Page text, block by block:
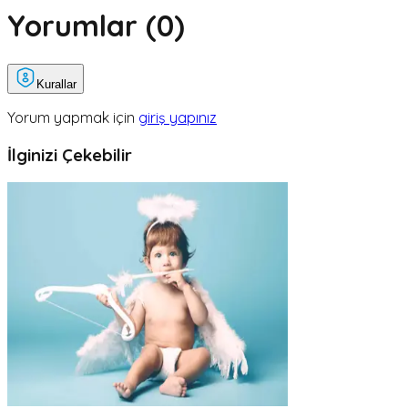
Yorumlar (0)
Kurallar
Yorum yapmak için giriş yapınız
İlginizi Çekebilir